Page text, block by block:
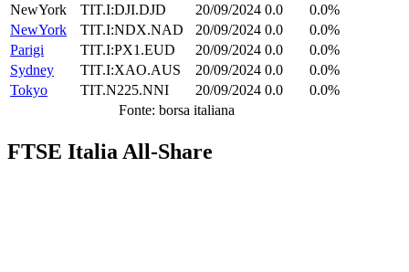
NewYork
TIT.I:DJI.DJD 20/09/2024 0.0
0.0%
NewYork
TIT.I:NDX.NAD 20/09/2024 0.0
0.0%
Parigi
TIT.I:PX1.EUD 20/09/2024 0.0
0.0%
Sydney
TIT.I:XAO.AUS 20/09/2024 0.0
0.0%
Tokyo
TIT.N225.NNI 20/09/2024 0.0
0.0%
Fonte: borsa italiana
FTSE Italia All-Share